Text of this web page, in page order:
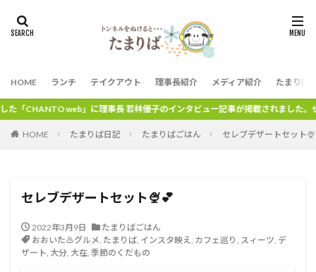
HOME ランチ テイクアウト 理事長紹介 メディア紹介 たまりば
事長 若林優子のインタビュー記事が掲載されました。ぜひ、ご覧ください。
HOME たまりば日記 たまりばごはん セレブデザートセット
セレブデザートセット🍨💕
2022年3月9日
たまりばごはん
おおいた♨グルメ, たまりば, インスタ映え, カフェ巡り , スィーツ, デ
ザート, 大分, 大在, 季節のくだもの